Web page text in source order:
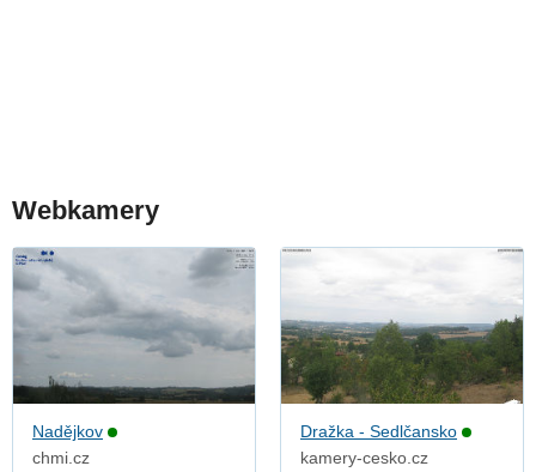
Webkamery
Nadějkov
chmi.cz
Dražka - Sedlčansko
kamery-cesko.cz